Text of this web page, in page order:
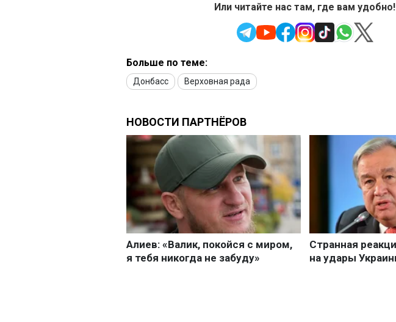
Или читайте нас там, где вам удобно!
Больше по теме:
Донбасс Верховная рада